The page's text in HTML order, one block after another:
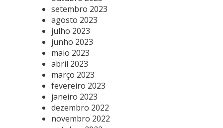
setembro 2023
agosto 2023
julho 2023
junho 2023
maio 2023
abril 2023
março 2023
fevereiro 2023
janeiro 2023
dezembro 2022
novembro 2022